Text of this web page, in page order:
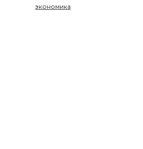
экономика